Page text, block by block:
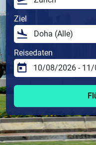
Ziel
Reisedaten